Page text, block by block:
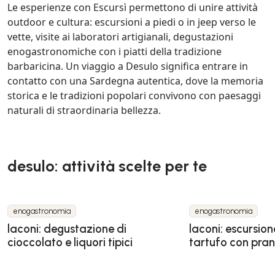
Le esperienze con Escursì permettono di unire attività
outdoor e cultura: escursioni a piedi o in jeep verso le
vette, visite ai laboratori artigianali, degustazioni
enogastronomiche con i piatti della tradizione
barbaricina. Un viaggio a Desulo significa entrare in
contatto con una Sardegna autentica, dove la memoria
storica e le tradizioni popolari convivono con paesaggi
naturali di straordinaria bellezza.
desulo: attività scelte per te
enogastronomia
laconi: degustazione di
cioccolato e liquori tipici
enogastronomia
laconi:
tartufo con